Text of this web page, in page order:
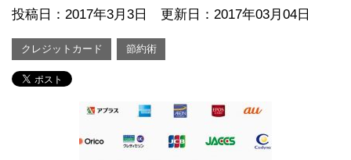
投稿日： 2017年3月3日 更新日：2017年03月04日
クレジットカード 節約術